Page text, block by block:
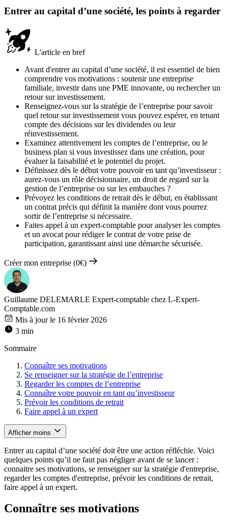
Entrer au capital d’une société, les points à regarder
L'article en bref
Avant d'entrer au capital d’une société, il est essentiel de bien
comprendre vos motivations : soutenir une entreprise
familiale, investir dans une PME innovante, ou rechercher un
retour sur investissement.
Renseignez-vous sur la stratégie de l’entreprise pour savoir
quel retour sur investissement vous pouvez espérer, en tenant
compte des décisions sur les dividendes ou leur
réinvestissement.
Examinez attentivement les comptes de l’entreprise, ou le
business plan si vous investissez dans une création, pour
évaluer la faisabilité et le potentiel du projet.
Définissez dès le début votre pouvoir en tant qu’investisseur :
aurez-vous un rôle décisionnaire, un droit de regard sur la
gestion de l’entreprise ou sur les embauches ?
Prévoyez les conditions de retrait dès le début, en établissant
un contrat précis qui définit la manière dont vous pourrez
sortir de l’entreprise si nécessaire.
Faites appel à un expert-comptable pour analyser les comptes
et un avocat pour rédiger le contrat de votre prise de
participation, garantissant ainsi une démarche sécurisée.
Créer mon entreprise (0€)
Guillaume DELEMARLE Expert-comptable chez L-Expert-
Comptable.com
Mis à jour le 16 février 2026
3 min
Sommaire
Connaître ses motivations
Se renseigner sur la stratégie de l’entreprise
Regarder les comptes de l’entreprise
Connaître votre pouvoir en tant qu’investisseur
Prévoir les conditions de retrait
Faire appel à un expert
Afficher moins
Entrer au capital d’une société doit être une action réfléchie. Voici
quelques points qu’il ne faut pas négliger avant de se lancer :
connaitre ses motivations, se renseigner sur la stratégie d'entreprise,
regarder les comptes d'entreprise, prévoir les conditions de retrait,
faire appel à un expert.
Connaître ses motivations